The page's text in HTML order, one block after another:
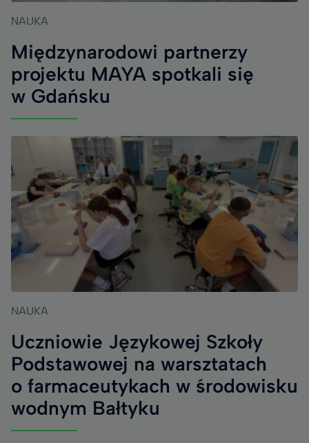
NAUKA
Międzynarodowi partnerzy
projektu MAYA spotkali się
w Gdańsku
NAUKA
Uczniowie Językowej Szkoły
Podstawowej na warsztatach
o farmaceutykach w środowisku
wodnym Bałtyku